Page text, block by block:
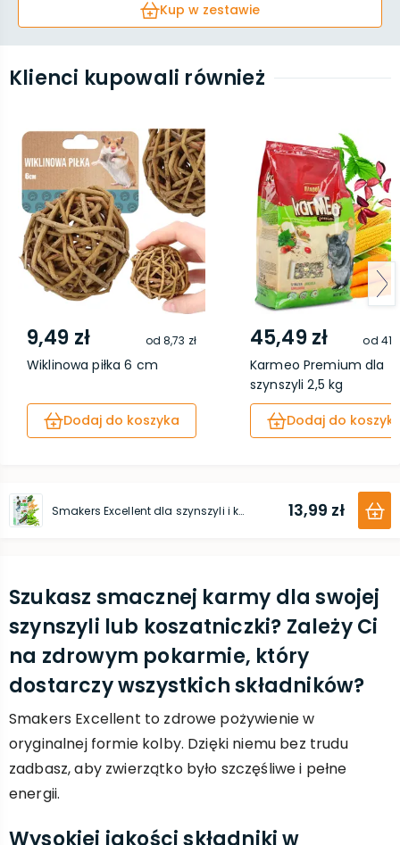
Kup w zestawie
Klienci kupowali również
9,49 zł od8,73 zł
Wiklinowa piłka 6 cm
Dodaj do koszyka
45,49 zł od
Karmeo Premium dla
szynszyli 2,5 kg
Dodaj do
Smakers Excellent dla szynszyli i koszatniczki 2 szt. / 110 g 13,99 zł
Szukasz smacznej karmy dla swojej
szynszyli lub koszatniczki? Zależy Ci
na zdrowym pokarmie, który
dostarczy wszystkich składników?
Smakers Excellent to zdrowe pożywienie w
oryginalnej formie kolby. Dzięki niemu bez trudu
zadbasz, aby zwierzątko było szczęśliwe i pełne
energii.
Wysokiej jakości składniki w